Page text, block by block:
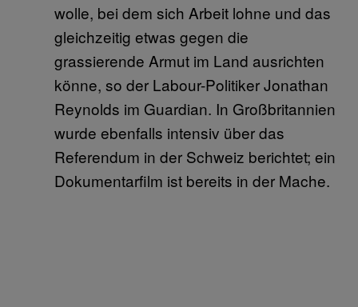
wolle, bei dem sich Arbeit lohne und das
gleichzeitig etwas gegen die
grassierende Armut im Land ausrichten
könne, so der Labour-Politiker Jonathan
Reynolds im Guardian. In Großbritannien
wurde ebenfalls intensiv über das
Referendum in der Schweiz berichtet; ein
Dokumentarfilm ist bereits in der Mache.